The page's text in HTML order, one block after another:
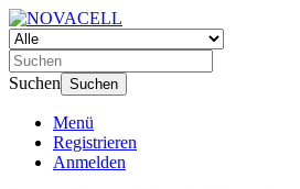
Suchen Suchen
Menü
Registrieren
Anmelden